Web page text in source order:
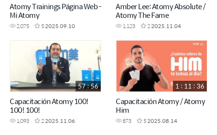
Atomy Trainings Página Web -
Mi Atomy
2,075 52025.09.10
Amber Lee: Atomy Absolute /
Atomy The Fame
1,123 22025.11.04
Capacitación Atomy 100!
100! 100!
1,093 22025.11.06
57 : 56
Capacitación Atomy / Atomy
Him
873 52025.08.14
1 : 11 : 36